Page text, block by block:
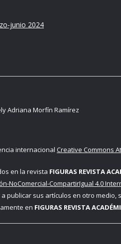
junio 2024
Adriana Morfín Ramírez
internacional Creative Commons
en la revista FIGURAS REVISTA
NoComercial-CompartirIgual 4.0
publicar sus artículos en otro
en FIGURAS REVISTA